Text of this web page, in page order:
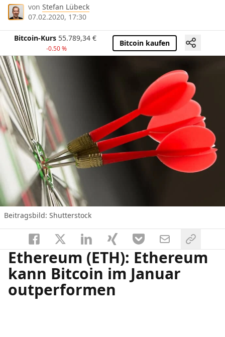
von Stefan Lübeck
07.02.2020, 17:30
Bitcoin-Kurs 55.789,34 €
-0.50 %
Bitcoin kaufen
Beitragsbild: Shutterstock
Ethereum (ETH): Ethereum
kann Bitcoin im Januar
outperformen